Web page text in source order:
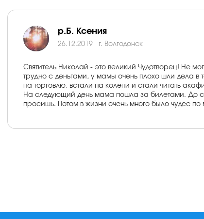
р.Б. Ксения
26.12.2019 г. Волгодонск
Святитель Николай - это великий Чудотворец! Не
трудно с деньгами, у мамы очень плохо шли дела
на торговлю, встали на колени и стали читать
На следующий день мама пошла за билетами. До
просишь. Потом в жизни очень много было чудес по